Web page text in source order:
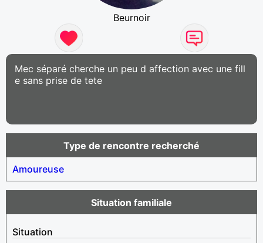
Beurnoir
Mec séparé cherche un peu d affection avec une fill
e sans prise de tete
Type de rencontre recherché
Amoureuse
Situation familiale
Situation